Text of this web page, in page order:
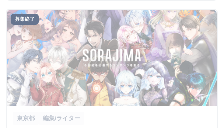
募集終了
東京都 編集/ライター